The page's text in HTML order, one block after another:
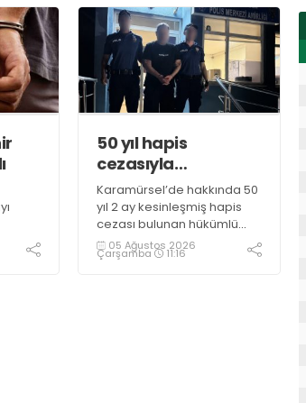
50 yıl hapis
cezasıyla
aranıyordu,
yakalandı
Karamürsel’de hakkında 50
yıl 2 ay kesinleşmiş hapis
cezası bulunan hükümlü
operasyonla gözaltına
alındı
05 Ağustos 2026
Çarşamba 11:16